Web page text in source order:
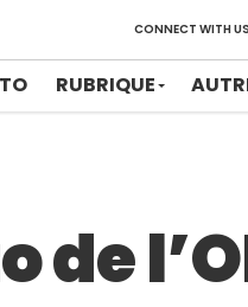
CONNECT WITH US
RUBRIQUE
de